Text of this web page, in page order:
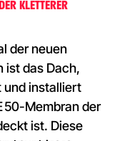
KLETTERER
der neuen
ist das Dach,
und installiert
50-Membran der
ist. Diese